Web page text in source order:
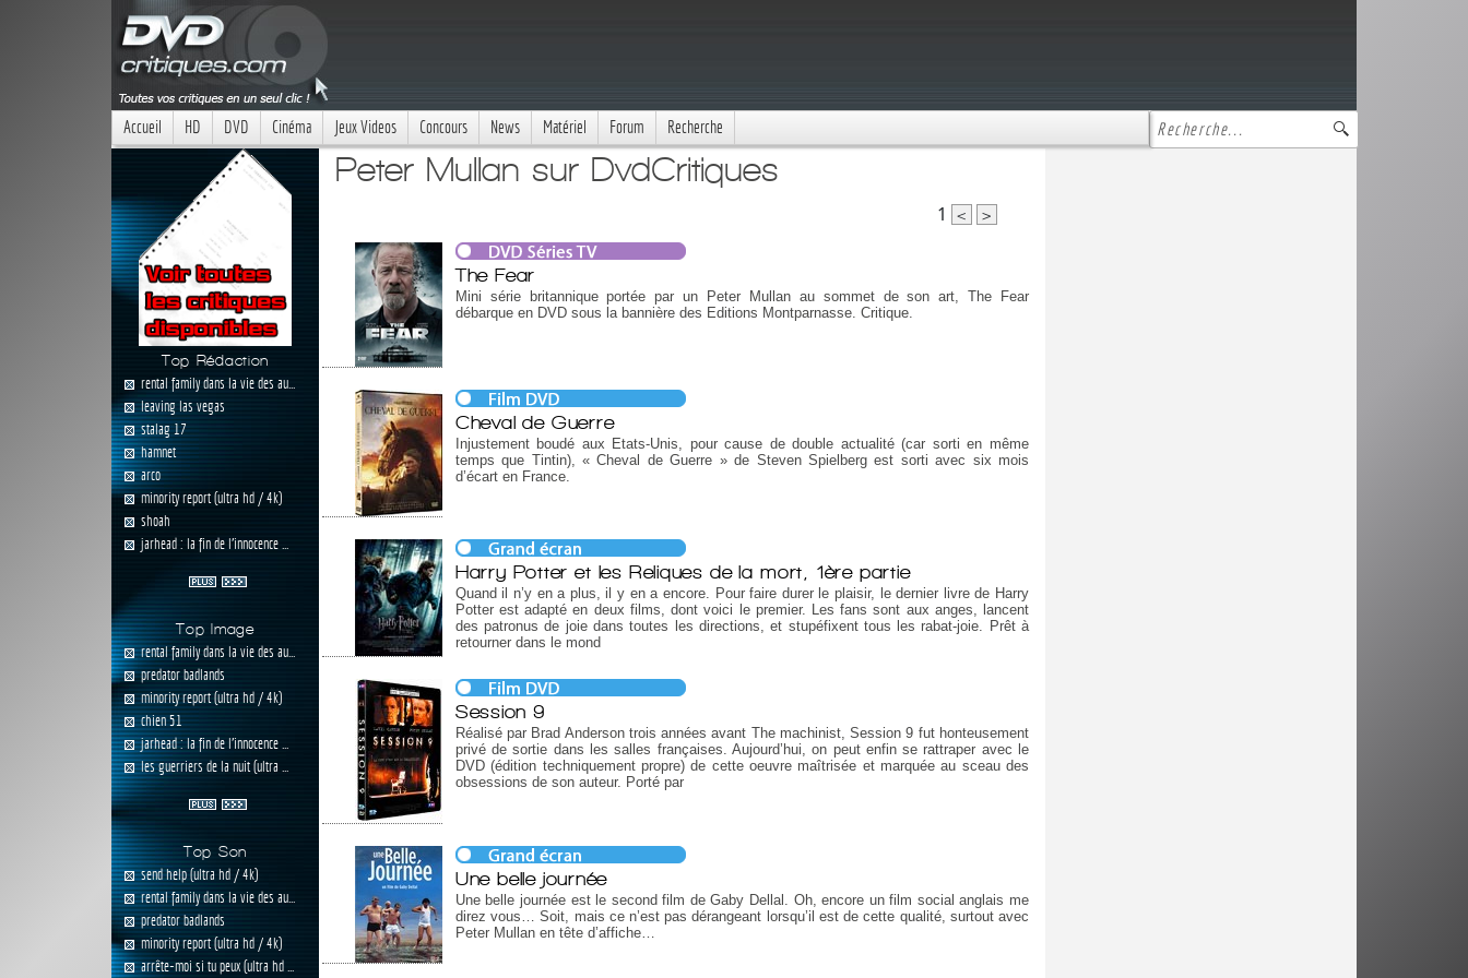
Accueil HD DVD Cinéma Jeux Videos Concours News Matériel Forum Recherche
Top Rédaction
rental family dans la vie des au...
leaving las vegas
stalag 17
hamnet
arco
minority report (ultra hd / 4k)
shoah
jarhead : la fin de l'innocence ...
Top Image
rental family dans la vie des au...
predator badlands
minority report (ultra hd / 4k)
chien 51
jarhead : la fin de l'innocence ...
les guerriers de la nuit (ultra ...
Top Son
send help (ultra hd / 4k)
rental family dans la vie des au...
predator badlands
minority report (ultra hd / 4k)
arrête-moi si tu peux (ultra hd ...
Peter Mullan sur DvdCritiques
1 < >
The Fear
Mini série britannique portée par un Peter Mullan au sommet de son art, The Fear
débarque en DVD sous la bannière des Editions Montparnasse. Critique.
Cheval de Guerre
Injustement boudé aux Etats-Unis, pour cause de double actualité (car sorti en même
temps que Tintin), « Cheval de Guerre » de Steven Spielberg est sorti avec six mois
d’écart en France.
Harry Potter et les Reliques de la mort, 1ère partie
Quand il n’y en a plus, il y en a encore. Pour faire durer le plaisir, le dernier livre de Harry
Potter est adapté en deux films, dont voici le premier. Les fans sont aux anges, lancent
des patronus de joie dans toutes les directions, et stupéfixent tous les rabat-joie. Prêt à
retourner dans le mond
Session 9
Réalisé par Brad Anderson trois années avant The machinist, Session 9 fut honteusement
privé de sortie dans les salles françaises. Aujourd’hui, on peut enfin se rattraper avec le
DVD (édition techniquement propre) de cette oeuvre maîtrisée et marquée au sceau des
obsessions de son auteur. Porté par
Une belle journée
Une belle journée est le second film de Gaby Dellal. Oh, encore un film social anglais me
direz vous… Soit, mais ce n’est pas dérangeant lorsqu’il est de cette qualité, surtout avec
Peter Mullan en tête d’affiche…